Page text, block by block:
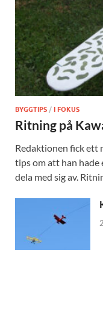
BYGGTIPS / I FOKUS
Ritning på
Redaktionen fick ett
tips om att han
dela med sig av.